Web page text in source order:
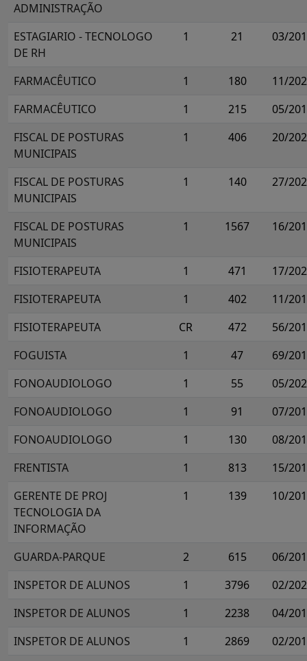
ADMINISTRAÇÃO
ESTAGIARIO - TECNOLOGO
DE RH
1 21 03/
FARMACÊUTICO 1 180
11/
FARMACÊUTICO
1 215
05/
FISCAL DE POSTURAS
MUNICIPAIS
1 406 20/
FISCAL DE POSTURAS
MUNICIPAIS
1 140 27/
FISCAL DE POSTURAS
MUNICIPAIS
1 1567 16/
FISIOTERAPEUTA 1 471
17/
FISIOTERAPEUTA
1 402
11/
FISIOTERAPEUTA
CR 472
56/
FOGUISTA
1 47
69/
FONOAUDIOLOGO
1 55
05/
FONOAUDIOLOGO
1 91
07/
FONOAUDIOLOGO
1 130
08/
FRENTISTA
1 813
15/
GERENTE DE PROJ
TECNOLOGIA DA
INFORMAÇÃO
1 139 10/
GUARDA-PARQUE 2 615
06/
INSPETOR DE ALUNOS
1 3796
02/
INSPETOR DE ALUNOS
1 2238
04/
INSPETOR DE ALUNOS
1 2869
02/